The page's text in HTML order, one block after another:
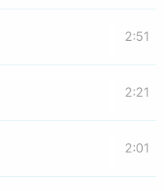
2:51
2:21
2:01